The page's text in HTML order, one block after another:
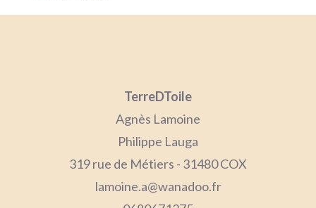
TerreDToile
Agnès Lamoine
Philippe Lauga
319 rue de Métiers - 31480 COX
lamoine.a@wanadoo.fr